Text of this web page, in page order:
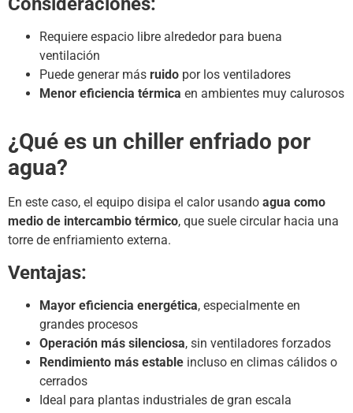
Requiere espacio libre alrededor para buena
ventilación
Puede generar más ruido por los ventiladores
Menor eficiencia térmica en ambientes muy calurosos
¿Qué es un chiller enfriado por
agua?
En este caso, el equipo disipa el calor usando agua como
medio de intercambio térmico, que suele circular hacia una
torre de enfriamiento externa.
Ventajas:
Mayor eficiencia energética, especialmente en
grandes procesos
Operación más silenciosa, sin ventiladores forzados
Rendimiento más estable incluso en climas cálidos o
cerrados
Ideal para plantas industriales de gran escala